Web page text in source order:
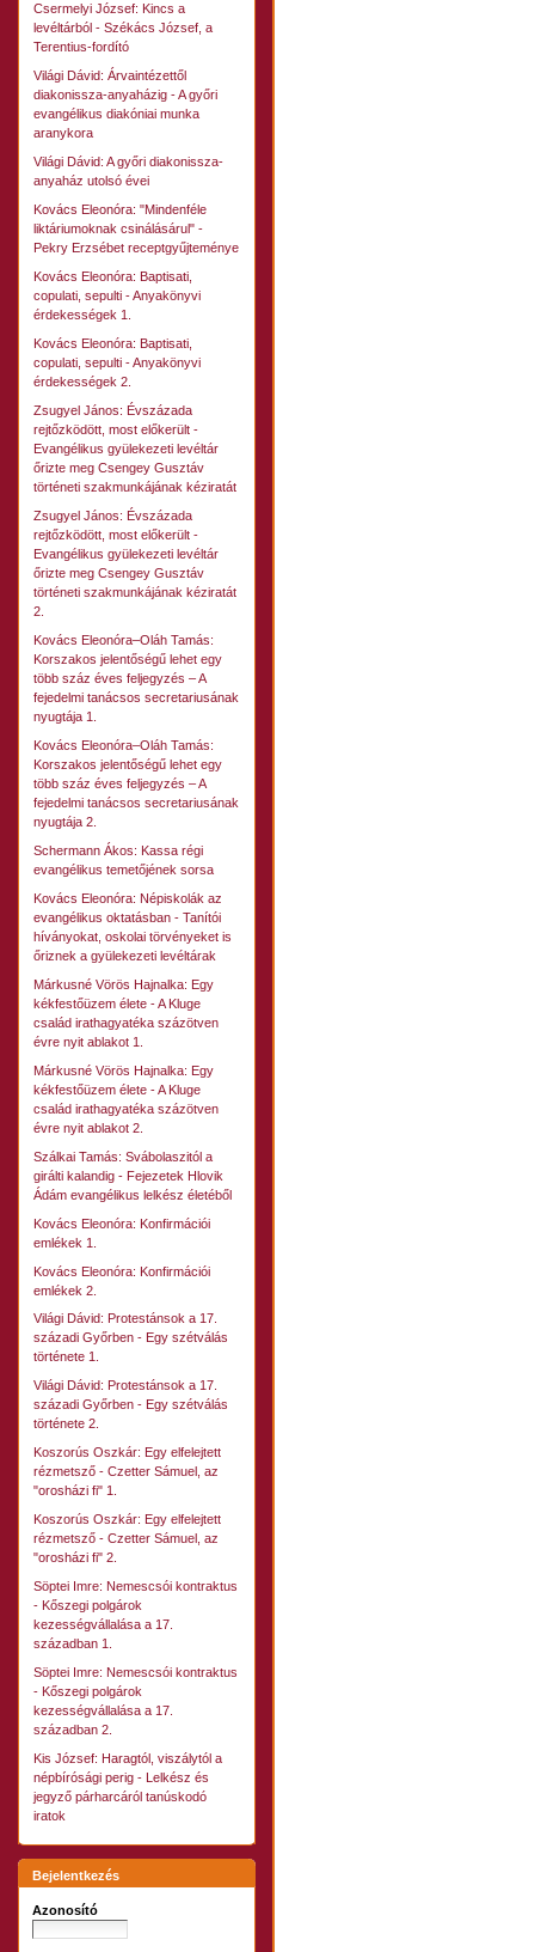
Csermelyi József: Kincs a
levéltárból - Székács József, a
Terentius-fordító
Világi Dávid: Árvaintézettől
diakonissza-anyaházig - A győri
evangélikus diakóniai munka
aranykora
Világi Dávid: A győri diakonissza-
anyaház utolsó évei
Kovács Eleonóra: "Mindenféle
liktáriumoknak csinálásárul" -
Pekry Erzsébet receptgyűjteménye
Kovács Eleonóra: Baptisati,
copulati, sepulti - Anyakönyvi
érdekességek 1.
Kovács Eleonóra: Baptisati,
copulati, sepulti - Anyakönyvi
érdekességek 2.
Zsugyel János: Évszázada
rejtőzködött, most előkerült -
Evangélikus gyülekezeti levéltár
őrizte meg Csengey Gusztáv
történeti szakmunkájának kéziratát
Zsugyel János: Évszázada
rejtőzködött, most előkerült -
Evangélikus gyülekezeti levéltár
őrizte meg Csengey Gusztáv
történeti szakmunkájának kéziratát
2.
Kovács Eleonóra–Oláh Tamás:
Korszakos jelentőségű lehet egy
több száz éves feljegyzés – A
fejedelmi tanácsos secretariusának
nyugtája 1.
Kovács Eleonóra–Oláh Tamás:
Korszakos jelentőségű lehet egy
több száz éves feljegyzés – A
fejedelmi tanácsos secretariusának
nyugtája 2.
Schermann Ákos: Kassa régi
evangélikus temetőjének sorsa
Kovács Eleonóra: Népiskolák az
evangélikus oktatásban - Tanítói
híványokat, oskolai törvényeket is
őriznek a gyülekezeti levéltárak
Márkusné Vörös Hajnalka: Egy
kékfestőüzem élete - A Kluge
család irathagyatéka százötven
évre nyit ablakot 1.
Márkusné Vörös Hajnalka: Egy
kékfestőüzem élete - A Kluge
család irathagyatéka százötven
évre nyit ablakot 2.
Szálkai Tamás: Svábolaszitól a
girálti kalandig - Fejezetek Hlovik
Ádám evangélikus lelkész életéből
Kovács Eleonóra: Konfirmációi
emlékek 1.
Kovács Eleonóra: Konfirmációi
emlékek 2.
Világi Dávid: Protestánsok a 17.
századi Győrben - Egy szétválás
története 1.
Világi Dávid: Protestánsok a 17.
századi Győrben - Egy szétválás
története 2.
Koszorús Oszkár: Egy elfelejtett
rézmetsző - Czetter Sámuel, az
"orosházi fi" 1.
Koszorús Oszkár: Egy elfelejtett
rézmetsző - Czetter Sámuel, az
"orosházi fi" 2.
Söptei Imre: Nemescsói kontraktus
- Kőszegi polgárok
kezességvállalása a 17.
században 1.
Söptei Imre: Nemescsói kontraktus
- Kőszegi polgárok
kezességvállalása a 17.
században 2.
Kis József: Haragtól, viszálytól a
népbírósági perig - Lelkész és
jegyző párharcáról tanúskodó
iratok
Bejelentkezés
Azonosító